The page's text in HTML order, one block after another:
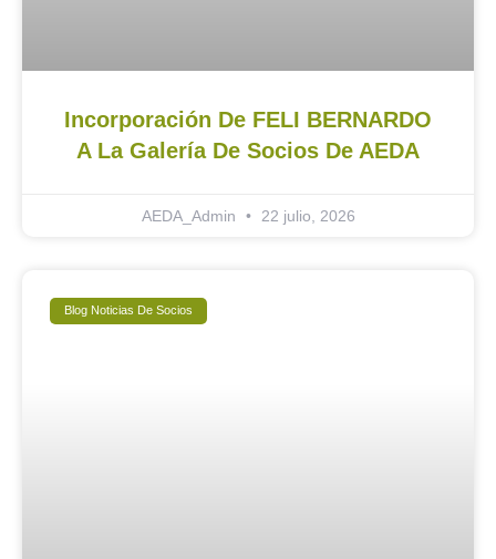
Incorporación De FELI BERNARDO
A La Galería De Socios De AEDA
AEDA_Admin 22 julio, 2026
Blog Noticias De Socios